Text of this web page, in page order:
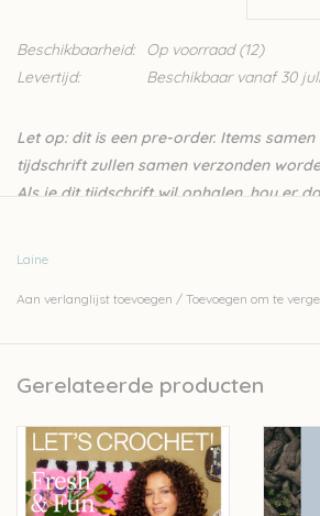
Beschikbaarheid: Op voorraad(12)
Levertijd:
Beschikbaar vanaf 30
Let op: dit is een pre-order. Items
tijdschrift zullen samen verzonden
Als je dit tijdschrift wil ophalen, hou er
Laine
Aan verlanglijst toevoegen / Toevoegen om te
Gerelateerde producten